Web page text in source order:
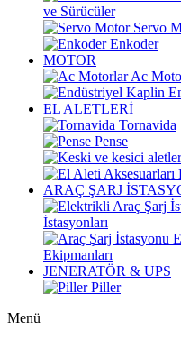
ve Sürücüler
Servo
Enkoder
MOTOR
Ac
EL ALETLERİ
Tornavida
Pense
ARAÇ ŞARJ
İstasyonları
Ekipmanları
JENERATÖR & UPS
Piller
Menü